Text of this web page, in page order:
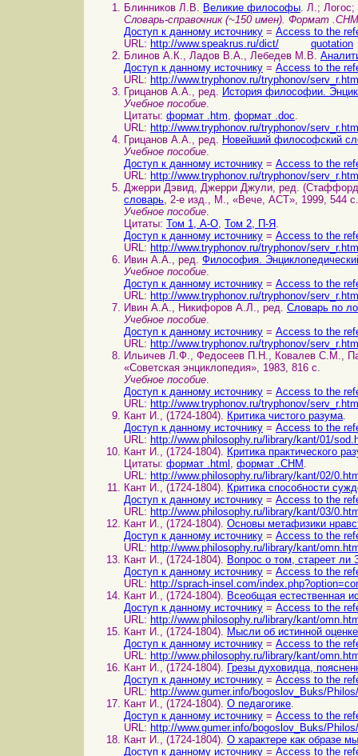
Блинников Л.В. Великие философы . Л.;
Словарь-справочник (~150 имен). Формат .CHM
Доступ к данному источнику = Access to the
URL: http://www.speakrus.ru/dict/
quotation
Блинов А.К., Ладов В.А., Лебедев М.В.
Доступ к данному источнику = Access to the
URL: http://www.tryphonov.ru/tryphonov/
Грицанов А.А., ред. История философии.
Учебное пособие
Цитаты: формат .htm формат .doc
URL: http://www.tryphonov.ru/tryphonov/
Грицанов А.А., ред. Новейший философский
Учебное пособие
Доступ к данному источнику = Access to the
URL: http://www.tryphonov.ru/tryphonov/
Джерри Дэвид, Джерри Джули, ред.
словарь , 2-е изд., М., «Вече, ACT», 1999, 544 с.
Учебное пособие
Цитаты: Том 1, А-О Том 2, П-Я
Доступ к данному источнику = Access to the
URL: http://www.tryphonov.ru/tryphonov/
Ивин А.А., ред. Философия.
Учебное пособие
Доступ к данному источнику = Access to the
URL: http://www.tryphonov.ru/tryphonov/
Ивин А.А., Никифоров А.Л., ред. Словарь по
Учебное пособие
Доступ к данному источнику = Access to the
URL: http://www.tryphonov.ru/tryphonov/
Ильичев Л.Ф., Федосеев П.Н., Ковалев С.М.,
«Советская энциклопедия», 1983, 816 с.
Учебное пособие
Доступ к данному источнику = Access to the
URL: http://www.tryphonov.ru/tryphonov/
Кант И., (1724-1804). Критика чистого разума
Доступ к данному источнику = Access to the
URL: http://www.philosophy.ru/library/kant/01/
Кант И., (1724-1804). Критика практического
Цитаты: формат .html формат .CHM
URL: http://www.philosophy.ru/library/kant/02/
Кант И., (1724-1804). Критика способности
Доступ к данному источнику = Access to the
URL: http://www.philosophy.ru/library/kant/03/
Кант И., (1724-1804). Основы метафизики
Доступ к данному источнику = Access to the
URL: http://www.philosophy.ru/library/kant/
Кант И., (1724-1804). Вопрос о том, стареет ли
Доступ к данному источнику = Access to the
URL: http://sprach-insel.com/
Кант И., (1724-1804). Всеобщая естественная
Доступ к данному источнику = Access to the
URL: http://www.philosophy.ru/library/kant/
Кант И., (1724-1804). Мысли об истинной
Доступ к данному источнику = Access to the
URL: http://www.philosophy.ru/library/kant/
Кант И., (1724-1804). Грезы духовидца,
Доступ к данному источнику = Access to the
URL: http://www.gumer.info/bogoslov_Buks/
Кант И., (1724-1804). О педагогике
Доступ к данному источнику = Access to the
URL: http://www.gumer.info/bogoslov_Buks/
Кант И., (1724-1804). О характере как образе
Доступ к данному источнику = Access to the